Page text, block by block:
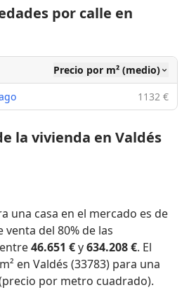
por calle en
Precio por m² (medio)
1132 €
la vivienda en Valdés
una casa en el mercado es de
venta del 80% de las
46.651 €y634.208 €. El
en Valdés (33783) para una
por metro cuadrado).